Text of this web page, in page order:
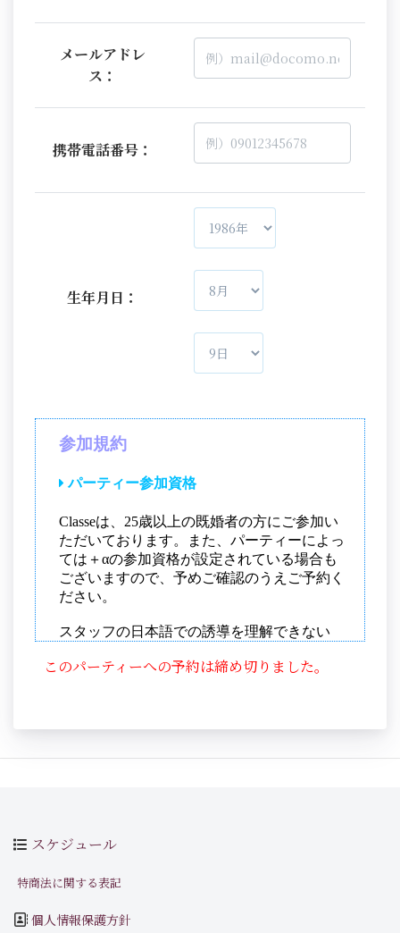
メールアドレ
ス：
携帯電話番号：
生年月日：
このパーティーへの予約は締め切りました。
スケジュール
特商法に関する表記
個人情報保護方針